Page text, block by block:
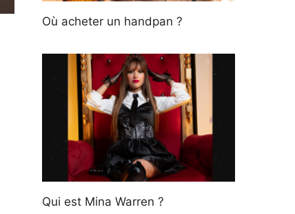
Où acheter un handpan ?
Qui est Mina Warren ?